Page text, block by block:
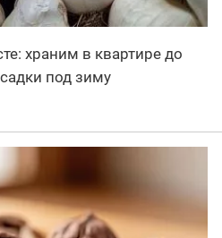
храним в квартире до
под зиму